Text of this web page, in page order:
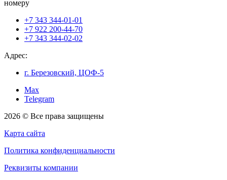
номеру
+7 343 344-01-01
+7 922 200-44-70
+7 343 344-02-02
Адрес:
г. Березовский, ЦОФ-5
Max
Telegram
2026 © Все права защищены
Карта сайта
Политика конфиденциальности
Реквизиты компании